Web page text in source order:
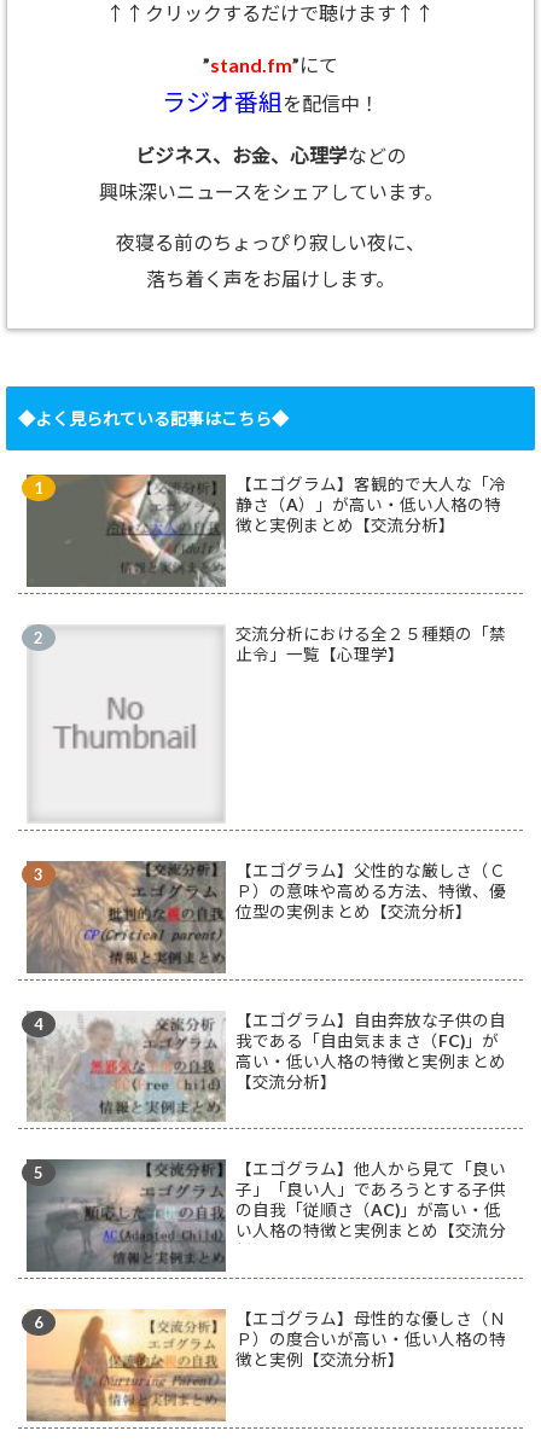
↑↑クリックするだけで聴けます↑↑
”stand.fm”にて
ラジオ番組を配信中！
ビジネス、お金、心理学などの
興味深いニュースをシェアしています。
夜寝る前のちょっぴり寂しい夜に、
落ち着く声をお届けします。
◆よく見られている記事はこちら◆
【エゴグラム】客観的で大人な「冷
静さ（A）」が高い・低い人格の特
徴と実例まとめ【交流分析】
交流分析における全２５種類の「禁
止令」一覧【心理学】
【エゴグラム】父性的な厳しさ（Ｃ
Ｐ）の意味や高める方法、特徴、優
位型の実例まとめ【交流分析】
【エゴグラム】自由奔放な子供の自
我である「自由気ままさ（FC)」が
高い・低い人格の特徴と実例まとめ
【交流分析】
【エゴグラム】他人から見て「良い
子」「良い人」であろうとする子供
の自我「従順さ（AC)」が高い・低
い人格の特徴と実例まとめ【交流分
【エゴグラム】母性的な優しさ（Ｎ
Ｐ）の度合いが高い・低い人格の特
徴と実例【交流分析】